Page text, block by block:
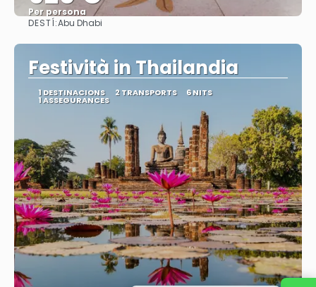
Per persona
DESTÍ:Abu Dhabi
Festività in Thailandia
1 DESTINACIONS 2 TRANSPORTS 6 NITS
1 ASSEGURANCES